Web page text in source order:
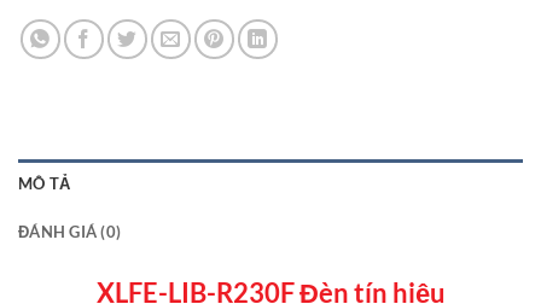
MÔ TẢ
ĐÁNH GIÁ (0)
XLFE-LIB-R230F Đèn tín hiệu